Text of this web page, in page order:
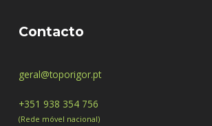
Contacto
geral@toporigor.pt
+351 938 354 756
(Rede móvel nacional)